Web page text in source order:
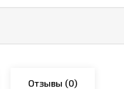
Отзывы (0)